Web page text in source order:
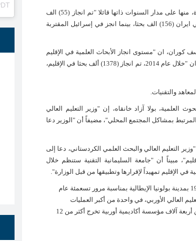
وتحدث الوزير كوران، عن أبحاث علمية مختلفة أنجزت في دول متعددة، منها على مدار السنوات ذاتها قائلا "تم انجاز (55) الف
بحثا علميا في جمهورية مصر العربية، وفي تركيا (235) الف بحثا، اما في ايران (156) الف بحثا، بينما انجز في إسرائيل المقتربة
كوران، ان "مستوى انجاز الأبحاث العلمية في الإقليم
ليست بالمستوى المطلوب، ويجب الاهتمام بها بشكل أوسع"، لافتا الى ان "خلال عام 2014، تم انجاز (1378) ألف بحثا في الإقليم،
العلمية، بولا آزاد خانقاه، إن "وزير التعليم العالي
بمشاكل المجتمع المحلي"، مضيفاً أن "الوزير دعا
التعليم العالي والبحث العلمي الكردستاني، دعا إلى
مبيناً أن "جامعة السليمانية التقنية ستنظم خلال
في الإقليم تمهيداً لإقرارها وتطبيقها من قبل الوزارة".
شار الى أن وزراء التعليم العالي الأوروبيون، قد اجتمعوا خلال عام 1999 بمدينة بولونيا الإيطالية بمناسبة مرور تسعمئة عام
العالي الأوربي، في واحدة من أكبر العمليات
الإصلاحية في تاريخ التعليم العالي، بهدف توحيد نظام التعليم في أكثر من أربعة آلاف مؤسسة أكاديمية أوربية تخرج أكثر من 12